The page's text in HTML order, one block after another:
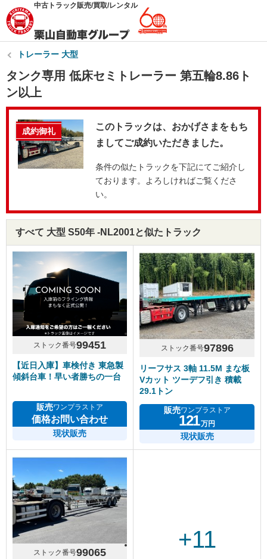
中古トラック販売/買取/レンタル
トレーラー 大型
タンク専用 低床セミトレーラー 第五輪8.86ト
ン以上
成約御礼
このトラックは、おかげさまをもち
ましてご成約いただきました。
条件の似たトラックを下記にてご紹介し
ております。よろしければご覧くださ
い。
すべて 大型 S50年 -NL2001と似たトラック
ストック番号99451
【近日入庫】車検付き 東急製
傾斜台車！早い者勝ちの一台
販売ワンプラストア
価格お問い合わせ
現状販売
ストック番号97896
リーフサス 3軸 11.5M まな板
Vカット ツーデフ引き 積載
29.1トン
販売ワンプラストア
121万円
現状販売
ストック番号99065
+11